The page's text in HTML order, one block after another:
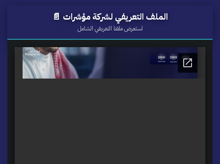
📄 الملف التعريفي لشركة مؤشرات
استعرض ملفنا التعريفي الشامل